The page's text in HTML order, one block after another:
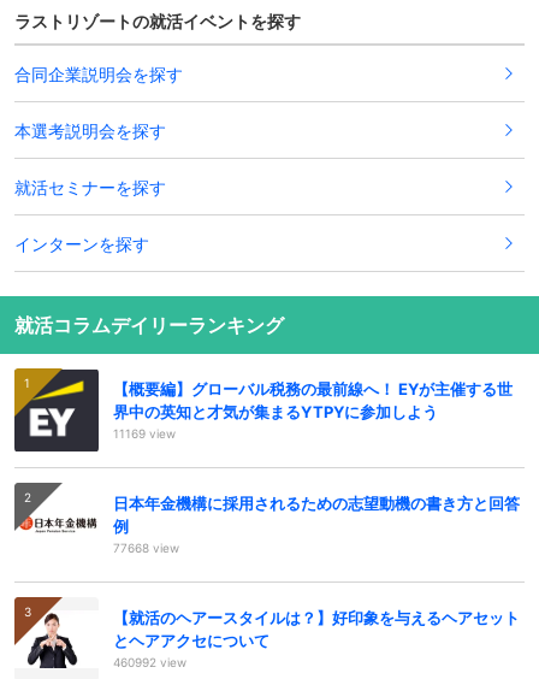
ラストリゾートの就活イベントを探す
合同企業説明会を探す
本選考説明会を探す
就活セミナーを探す
インターンを探す
就活コラムデイリーランキング
【概要編】グローバル税務の最前線へ！ EYが主催する世
界中の英知と才気が集まるYTPYに参加しよう
11169 view
日本年金機構に採用されるための志望動機の書き方と回答
例
77668 view
【就活のヘアースタイルは？】好印象を与えるヘアセット
とヘアアクセについて
460992 view